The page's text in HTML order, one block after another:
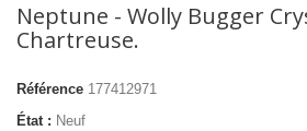
Neptune - Wolly Bugger
Chartreuse.
Référence 177412971
État : Neuf